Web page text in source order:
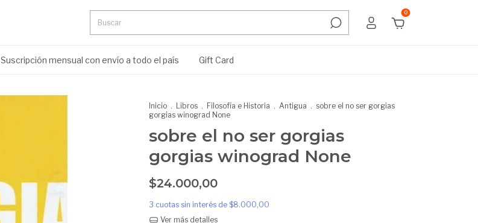
0
Suscripción mensual con envío a todo el país Gift Card
Inicio . Libros . Filosofía e Historia . Antigua . sobre el no ser gorgias
gorgias winograd None
sobre el no ser gorgias
gorgias winograd None
$24.000,00
3 cuotas sin interés de $8.000,00
Ver más detalles